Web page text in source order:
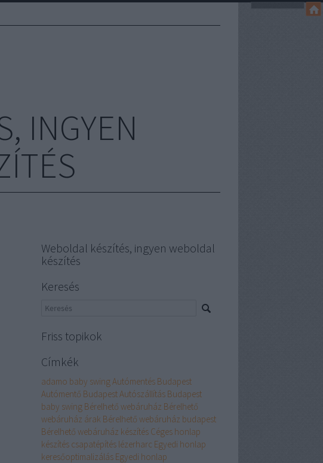
INGYEN
Weboldal készítés, ingyen weboldal
készítés
Keresés
Friss topikok
Címkék
adamo baby swingAutómentés Budapest
Autómentő BudapestAutószállítás Budapest
baby swing Bérelhető webáruház Bérelhető
webáruház árak Bérelhető webáruház budapest
Bérelhető webáruház készítés Céges honlap
készítés csapatépítés lézerharc Egyedi honlap
keresőoptimalizálás Egyedi honlap